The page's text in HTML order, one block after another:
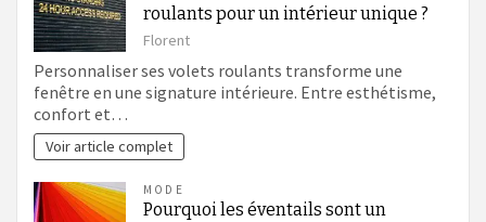
roulants pour un intérieur unique ?
Florent
Personnaliser ses volets roulants transforme une
fenêtre en une signature intérieure. Entre esthétisme,
confort et…
Voir article complet
MODE
Pourquoi les éventails sont un